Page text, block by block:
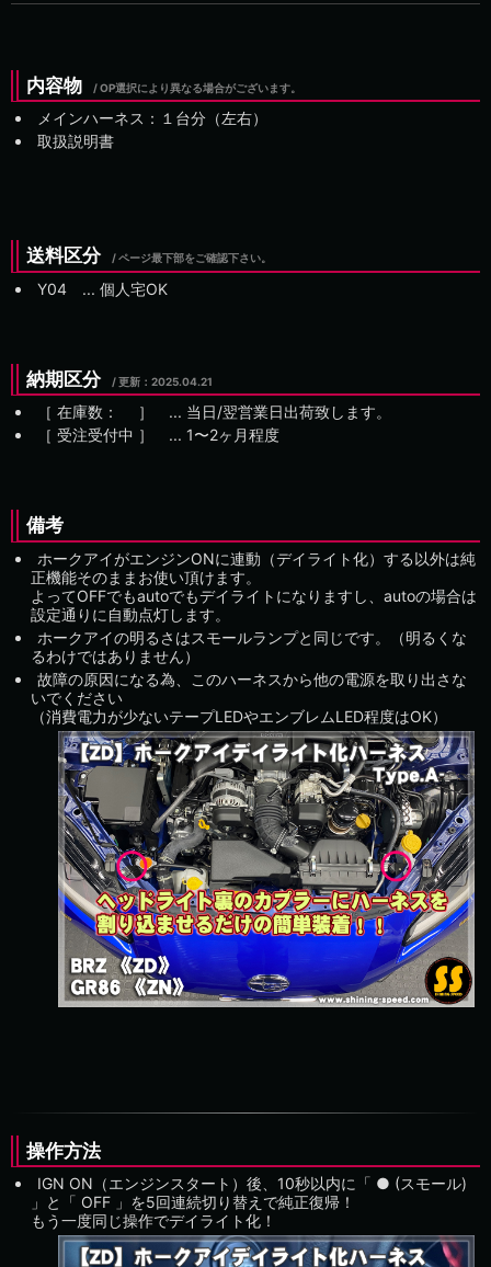
内容物 / OP選択により異なる場合がございます。
メインハーネス：１台分（左右）
取扱説明書
送料区分 / ページ最下部をご確認下さい。
Y04 ... 個人宅OK
納期区分 / 更新：
［ 在庫数： ］ ... 当日/翌営業日出荷致します。
［ 受注受付中 ］ ...
備考
ホークアイがエンジンONに連動（デイライト化）する以外は純
正機能そのままお使い頂けます。
よってOFFでもautoでもデイライトになりますし、autoの場合は
設定通りに自動点灯します。
ホークアイの明るさはスモールランプと同じです。（明るくな
るわけではありません）
故障の原因になる為、このハーネスから他の電源を取り出さな
いでください
（消費電力が少ないテープLEDやエンブレムLED程度はOK）
操作方法
IGN ON（エンジンスタート）後、10秒以内に「 ● (スモール)
」と「 OFF 」を5回連続切り替えで純正復帰！
もう一度同じ操作でデイライト化！